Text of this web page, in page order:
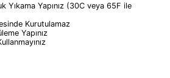
Yıkama Yapınız (30C veya 65F ile
Kurutulamaz
Yapınız